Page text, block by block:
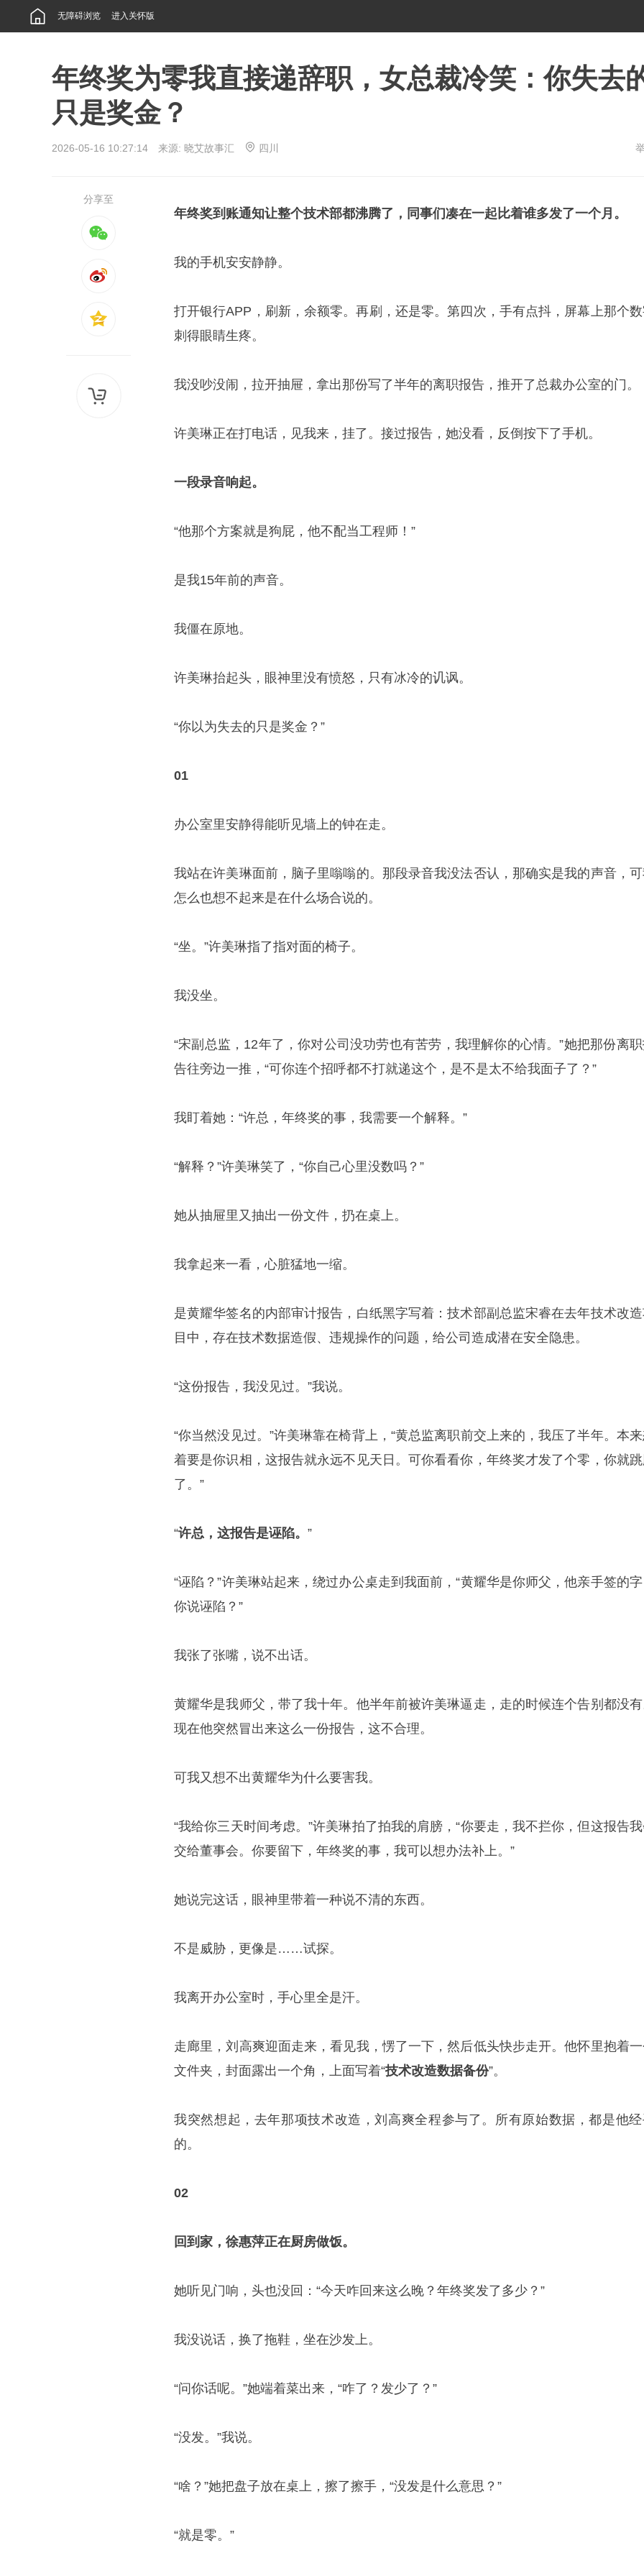
无障碍浏览 进入关怀版
年终奖为零我直接递辞职，女总裁冷笑：你失去
只是奖金？
2026-05-16 10:27:14 来源: 晓艾故事汇 四川
分享至
年终奖到账通知让整个技术部都沸腾了，同事们凑在一起比着谁多发了一个月。
我的手机安安静静。
打开银行APP，刷新，余额零。再刷，还是零。第四次，手有点抖，屏幕上那个
刺得眼睛生疼。
我没吵没闹，拉开抽屉，拿出那份写了半年的离职报告，推开了总裁办公室的门。
许美琳正在打电话，见我来，挂了。接过报告，她没看，反倒按下了手机。
一段录音响起。
“他那个方案就是狗屁，他不配当工程师！”
是我15年前的声音。
我僵在原地。
许美琳抬起头，眼神里没有愤怒，只有冰冷的讥讽。
“你以为失去的只是奖金？”
01
办公室里安静得能听见墙上的钟在走。
我站在许美琳面前，脑子里嗡嗡的。那段录音我没法否认，那确实是我的声音，
怎么也想不起来是在什么场合说的。
“坐。”许美琳指了指对面的椅子。
我没坐。
“宋副总监，12年了，你对公司没功劳也有苦劳，我理解你的心情。”她把那份离
告往旁边一推，“可你连个招呼都不打就递这个，是不是太不给我面子了？”
我盯着她：“许总，年终奖的事，我需要一个解释。”
“解释？”许美琳笑了，“你自己心里没数吗？”
她从抽屉里又抽出一份文件，扔在桌上。
我拿起来一看，心脏猛地一缩。
是黄耀华签名的内部审计报告，白纸黑字写着：技术部副总监宋睿在去年技术改
目中，存在技术数据造假、违规操作的问题，给公司造成潜在安全隐患。
“这份报告，我没见过。”我说。
“你当然没见过。”许美琳靠在椅背上，“黄总监离职前交上来的，我压了半年。本
着要是你识相，这报告就永远不见天日。可你看看你，年终奖才发了个零，你就
了。”
“许总，这报告是诬陷。 ”
“诬陷？”许美琳站起来，绕过办公桌走到我面前，“黄耀华是你师父，他亲手签的
你说诬陷？”
我张了张嘴，说不出话。
黄耀华是我师父，带了我十年。他半年前被许美琳逼走，走的时候连个告别都没
现在他突然冒出来这么一份报告，这不合理。
可我又想不出黄耀华为什么要害我。
“我给你三天时间考虑。”许美琳拍了拍我的肩膀，“你要走，我不拦你，但这报告
交给董事会。你要留下，年终奖的事，我可以想办法补上。”
她说完这话，眼神里带着一种说不清的东西。
不是威胁，更像是……试探。
我离开办公室时，手心里全是汗。
走廊里，刘高爽迎面走来，看见我，愣了一下，然后低头快步走开。他怀里抱着
文件夹，封面露出一个角，上面写着“技术改造数据备份”。
我突然想起，去年那项技术改造，刘高爽全程参与了。所有原始数据，都是他
的。
02
回到家，徐惠萍正在厨房做饭。
她听见门响，头也没回：“今天咋回来这么晚？年终奖发了多少？”
我没说话，换了拖鞋，坐在沙发上。
“问你话呢。”她端着菜出来，“咋了？发少了？”
“没发。”我说。
“啥？”她把盘子放在桌上，擦了擦手，“没发是什么意思？”
“就是零。”